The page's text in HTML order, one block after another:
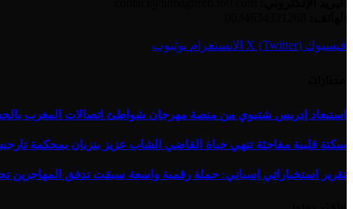
فيسبوك X (Twitter) الانستغرام يوتيوب
استبعاد إدريس شتيوي من منصة مهرجان شواطئ اتصالات المغرب
سكتة قلبية مفاجئة تنهي حياة القاضي الشاب عزيز بنزيان بمحكمة
تقرير استخباراتي إسباني: حملة رقمية واسعة سبقت تدفق المهاجرين